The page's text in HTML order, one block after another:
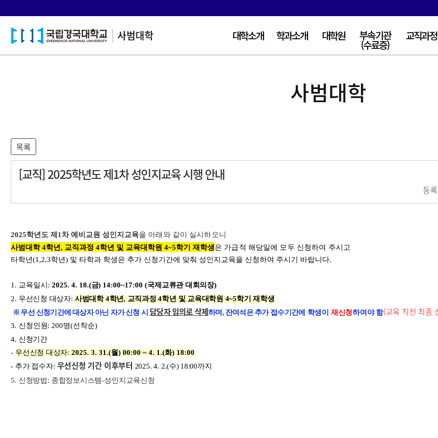
대학소개 학과소개
영어교육과
대학원
일반대학원
부속기관
(수료증)
미래교육센터
교직과정
사범대학
[교직] 2025학년도 제1차 성인지교육 시행 안내
등
2025학년도 제1차예비교원 성인지교육을 아래와 같이 실시하오니
사범대학 4학년, 교직과정 4학년 및 교육대학원 4~5학기 재학생은 가급적 해당일에 모두 신청하여 주시고
타학년(1,2,3학년) 및 타학과 학생은 추가 신청기간에 맞춰 성인지교육을 신청하여 주시기 바랍니다.
1. 교육일시 : 2025. 4. 18.(금) 14:00~17:00 (국제교류관 대회의장)
2. 우선신청 대상자: 사범대학 4학년, 교직과정 4학년 및 교육대학원 4~5학기 재학생
※우선 신청기간에 대상자 아닌 자가 신청 시 담당자 임의로 삭제하며, 잔여석은 추가접수기간에 학생이 재신청하여야 함(교육 직전 최종
3. 신청인원: 200명(선착순)
4. 신청기간
- 우선신청 대상자:2025. 3. 31.(월) 00:00 ~ 4. 1.(화) 18:00
- 추가 접수자: 우선신청 기간 이후부터 2025. 4. 2.(수) 18:00까지
5. 신청방법: 종합정보시스템-성인지교육신청